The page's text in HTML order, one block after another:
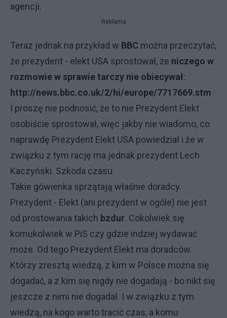
agencji.
Reklama
Teraz jednak na przykład w BBC można przeczytać,
że prezydent - elekt USA sprostował, że niczego w
rozmowie w sprawie tarczy nie obiecywał:
http://news.bbc.co.uk/2/hi/europe/7717669.stm
I proszę nie podnosić, że to nie Prezydent Elekt
osobiście sprostował, więc jakby nie wiadomo, co
naprawdę Prezydent Elekt USA powiedział i że w
związku z tym rację ma jednak prezydent Lech
Kaczyński. Szkoda czasu.
Takie gówienka sprzątają właśnie doradcy.
Prezydent - Elekt (ani prezydent w ogóle) nie jest
od prostowania takich bzdur. Cokolwiek się
komukolwiek w PiS czy gdzie indziej wydawać
może. Od tego Prezydent Elekt ma doradców.
Którzy zresztą wiedzą, z kim w Polsce można się
dogadać, a z kim się nigdy nie dogadają - bo nikt się
jeszcze z nimi nie dogadał. I w związku z tym
wiedzą, na kogo warto tracić czas, a komu